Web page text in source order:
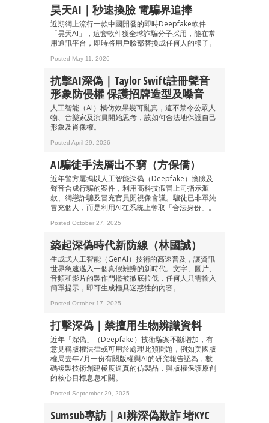
昊天AI｜秒速換臉 電騙界追捧
近期網上流行一款中國開發的即時Deepfake軟件
「昊天AI」，這套軟件獲全球詐騙分子採用，能在常
用通訊平台，即時將用戶臉部替換成任何人的樣子。
Posted May 11, 2026
抗擊AI深偽｜Taylor Swift註冊聲音
形象防侵權 保護招牌造型及嗓音
人工智能（AI）模仿效果幾可亂真，這不禁令公眾人
物、音樂家及演員開始思考，該如何合法地保護自己
形象及肖像權。
Posted April 29, 2026
AI騙徒手法層出不窮（方保僑）
近年警方屢揭以人工智能深偽（Deepfake）換臉及
聲音合成行騙的案件，利用高科技假冒上司指示滙
款、網戀詐騙及冒充官員開視像會議。騙徒已非單純
冒充個人，而是利用AI在系統上奪取「合法身份」。
Posted October 27, 2025
築起深偽時代新防線（林國誠）
生成式人工智能（GenAI）技術的高速普及，讓資訊
世界急速邁入一個真假難辨的新時代。文字、圖片、
音頻和影片的製作門檻被徹底拉低，任何人只需輸入
簡單提示，即可生成極具迷惑性的內容。
Posted October 17, 2025
打擊深偽｜禁擅用生物辨識資料
近年「深偽」（Deepfake）技術騙案不斷增加，有
意見稱版權法律或可用於處理此類問題，例如美國版
權局去年7月一份有關版權與AI的研究報告認為，數
碼複製技術創建極度逼真的仿製品，與版權保護原創
的核心目標息息相關。
Posted September 29, 2025
Sumsub專訪｜AI辨深偽欺詐 堵KYC